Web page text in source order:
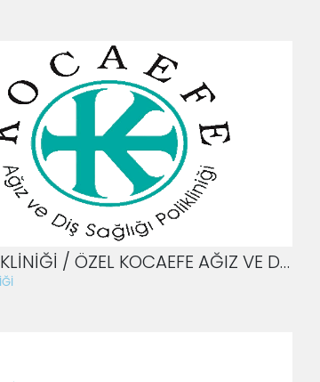
DİŞ POLİKLİNİĞİ / ÖZEL KOCAEFE AĞIZ VE DİŞ SAĞLIĞI POLİK.